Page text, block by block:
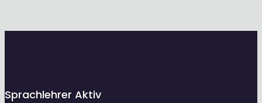
Sprachlehrer Aktiv